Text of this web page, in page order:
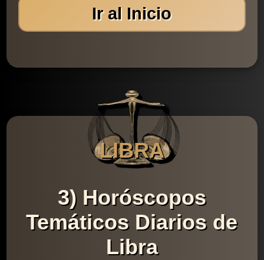
Ir al Inicio
LIBRA
3) Horóscopos
Temáticos Diarios de
Libra